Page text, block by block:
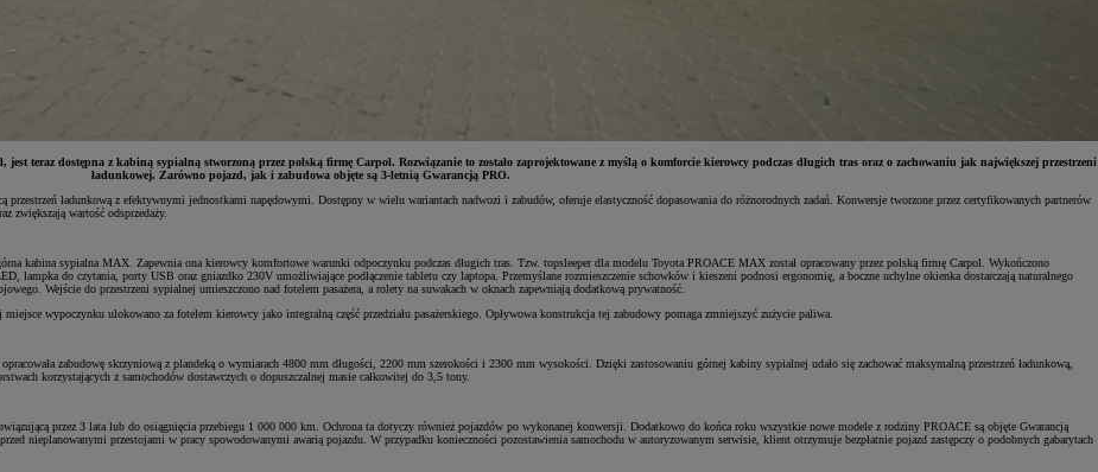
teraz dostępna z kabiną sypialną stworzoną przez polską firmę Carpol. Rozwiązanie to zostało zaprojektowane z myślą o komforcie kierowcy podczas długich tras oraz o zachowaniu jak największej przestrzeni
ładunkowej. Zarówno pojazd, jak i zabudowa objęte są 3-letnią Gwarancją PRO.
ładunkową z efektywnymi jednostkami napędowymi. Dostępny w wielu wariantach nadwozi i zabudów, oferuje elastyczność dopasowania do różnorodnych zadań. Konwersje tworzone przez certyfikowanych partnerów
zwiększają wartość odsprzedaży.
kabina sypialna MAX. Zapewnia ona kierowcy komfortowe warunki odpoczynku podczas długich tras. Tzw. topsleeper dla modelu Toyota PROACE MAX został opracowany przez polską firmę Carpol. Wykończono
do czytania, porty USB oraz gniazdko 230V umożliwiające podłączenie tabletu czy laptopa. Przemyślane rozmieszczenie schowków i kieszeni podnosi ergonomię, a boczne uchylne okienka dostarczają naturalnego
Wejście do przestrzeni sypialnej umieszczono nad fotelem pasażera, a rolety na suwakach w oknach zapewniają dodatkową prywatność.
wypoczynku ulokowano za fotelem kierowcy jako integralną część przedziału pasażerskiego. Opływowa konstrukcja tej zabudowy pomaga zmniejszyć zużycie paliwa.
zabudowę skrzyniową z plandeką o wymiarach 4800 mm długości, 2200 mm szerokości i 2300 mm wysokości. Dzięki zastosowaniu górnej kabiny sypialnej udało się zachować maksymalną przestrzeń ładunkową,
korzystających z samochodów dostawczych o dopuszczalnej masie całkowitej do 3,5 tony.
przez 3 lata lub do osiągnięcia przebiegu 1 000 000 km. Ochrona ta dotyczy również pojazdów po wykonanej konwersji. Dodatkowo do końca roku wszystkie nowe modele z rodziny PROACE są objęte Gwarancją
nieplanowanymi przestojami w pracy spowodowanymi awarią pojazdu. W przypadku konieczności pozostawienia samochodu w autoryzowanym serwisie, klient otrzymuje bezpłatnie pojazd zastępczy o podobnych gabarytach